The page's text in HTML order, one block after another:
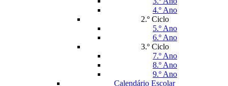
4.º Ano
2.º Ciclo
5.º Ano
6.º Ano
3.º Ciclo
7.º Ano
8.º Ano
9.º Ano
Calendário Escolar